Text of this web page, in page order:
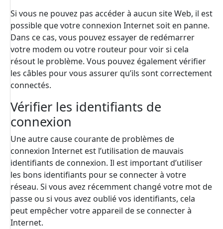
Si vous ne pouvez pas accéder à aucun site Web, il est
possible que votre connexion Internet soit en panne.
Dans ce cas, vous pouvez essayer de redémarrer
votre modem ou votre routeur pour voir si cela
résout le problème. Vous pouvez également vérifier
les câbles pour vous assurer qu’ils sont correctement
connectés.
Vérifier les identifiants de
connexion
Une autre cause courante de problèmes de
connexion Internet est l’utilisation de mauvais
identifiants de connexion. Il est important d’utiliser
les bons identifiants pour se connecter à votre
réseau. Si vous avez récemment changé votre mot de
passe ou si vous avez oublié vos identifiants, cela
peut empêcher votre appareil de se connecter à
Internet.